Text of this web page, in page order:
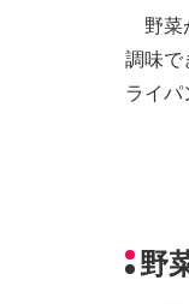
野菜
調味で
ライパ
野